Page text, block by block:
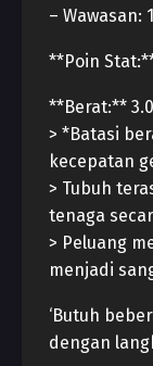
– Wawasan: 1
**Poin
**Berat:**
> *Batasi
kecepatan
> Tubuh
tenaga
> Peluang
menjadi
‘Butuh
dengan